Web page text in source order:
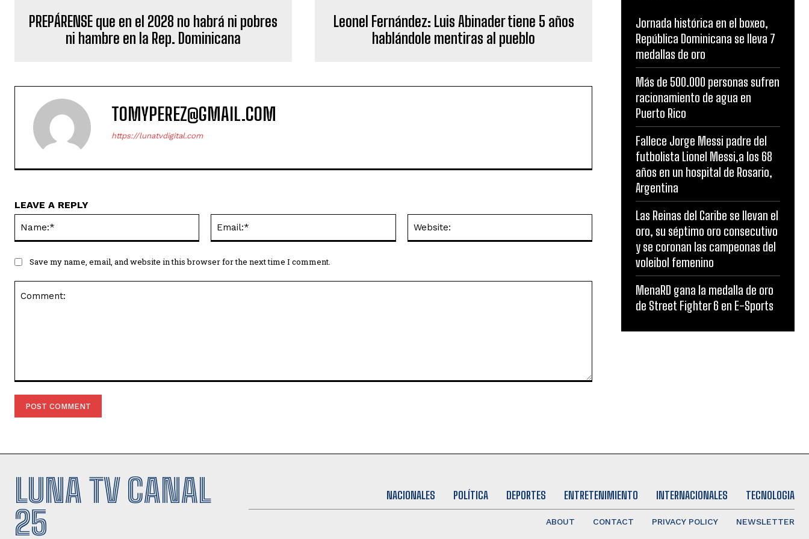
PREPÁRENSE que en el 2028 no habrá ni pobres
ni hambre en la Rep. Dominicana
Leonel Fernández: Luis Abinader tiene 5 años
hablándole mentiras al pueblo
TOMYPEREZ@GMAIL.COM
https://lunatvdigital.com
LEAVE A REPLY
Save my name, email, and website in this browser for the next time I comment.
Jornada histórica en el boxeo,
República Dominicana se lleva 7
medallas de oro
Más de 500.000 personas sufren
racionamiento de agua en
Puerto Rico
Fallece Jorge Messi padre del
futbolista Lionel Messi,a los 68
años en un hospital de Rosario,
Argentina
Las Reinas del Caribe se llevan el
oro, su séptimo oro consecutivo
y se coronan las campeonas del
voleibol femenino
MenaRD gana la medalla de oro
de Street Fighter 6 en E-Sports
LUNA TV CANAL
25
NACIONALES POLÍTICA DEPORTES ENTRETENIMIENTO INTERNACIONALES TECNOLOGIA
ABOUT CONTACT PRIVACY POLICY NEWSLETTER